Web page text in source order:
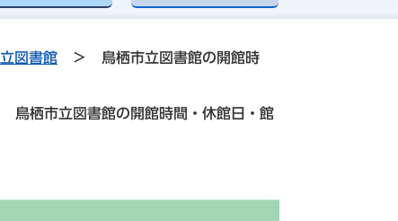
図書館 >
鳥栖市立図書館の開館時
鳥栖市立図書館の開館時間・休館日・館